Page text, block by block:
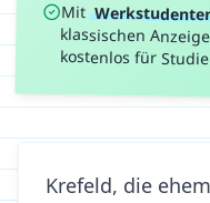
Mit
kostenlos für
Krefeld, die